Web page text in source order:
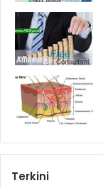
Terkini